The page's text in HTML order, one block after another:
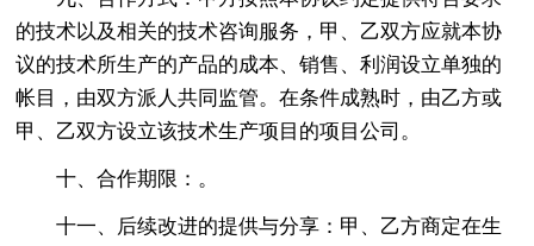
的技术以及相关的技术咨询服务，甲、乙双方应就本协
议的技术所生产的产品的成本、销售、利润设立单独的
帐目，由双方派人共同监管。在条件成熟时，由乙方或
甲、乙双方设立该技术生产项目的项目公司。
十、合作期限：。
十一、后续改进的提供与分享：甲、乙方商定在生